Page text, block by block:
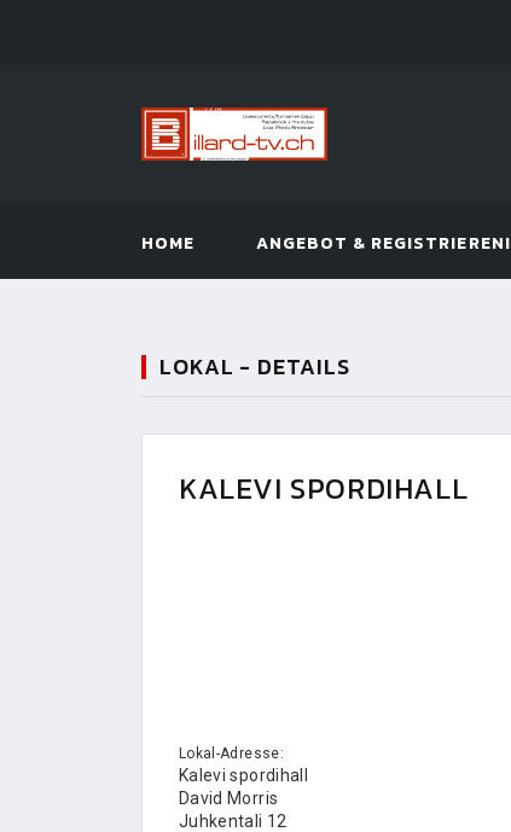
HOME ANGEBOT & REGISTRIEREN!
LOKAL - DETAILS
KALEVI SPORDIHALL
Lokal-Adresse:
Kalevi spordihall
David Morris
Juhkentali 12